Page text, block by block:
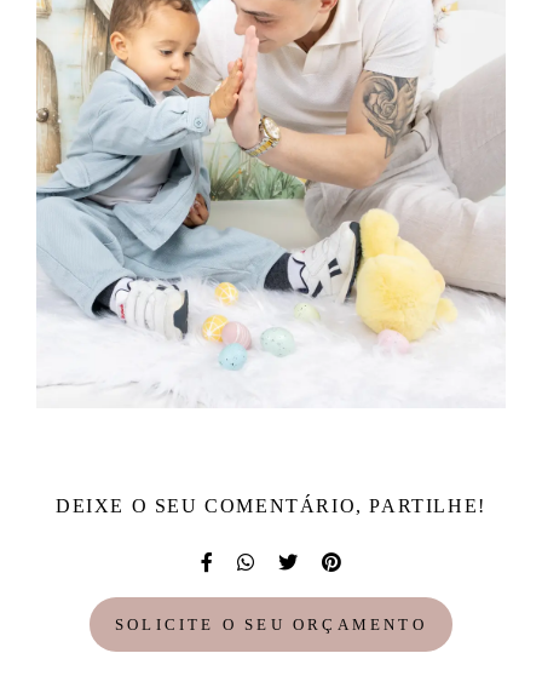
DEIXE O SEU COMENTÁRIO, PARTILHE!
SOLICITE O SEU ORÇAMENTO